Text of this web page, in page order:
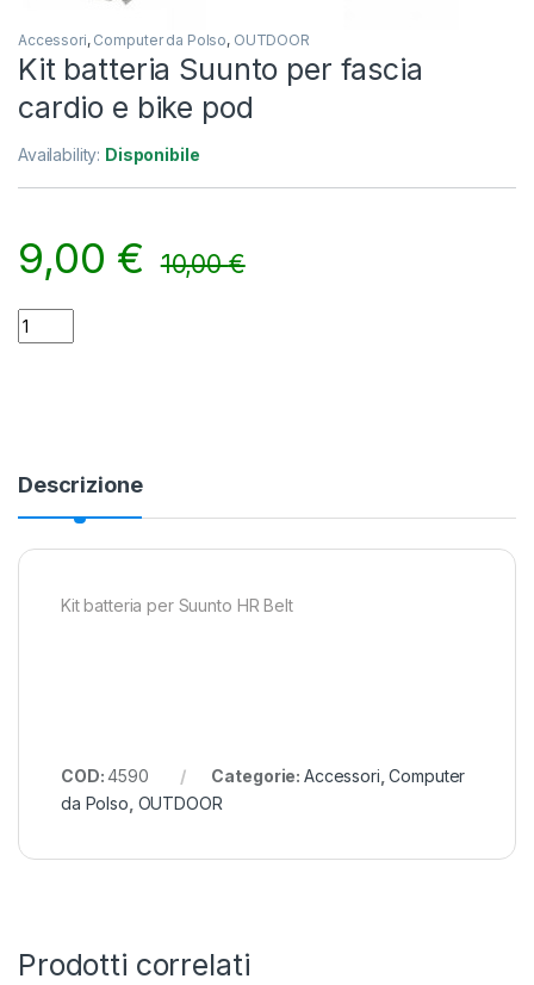
Accessori, Computer da Polso, OUTDOOR
Kit batteria Suunto per fascia
cardio e bike pod
Availability: Disponibile
9,00 € 10,00€
Kit batteria Suunto per fascia cardio e bike pod quantity
Descrizione
Kit batteria per Suunto HR Belt
COD:4590 Categorie: Accessori ,Computer
da Polso OUTDOOR
Prodotti correlati